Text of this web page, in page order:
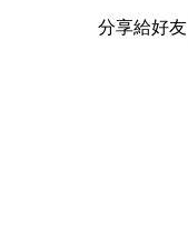
分享給好友